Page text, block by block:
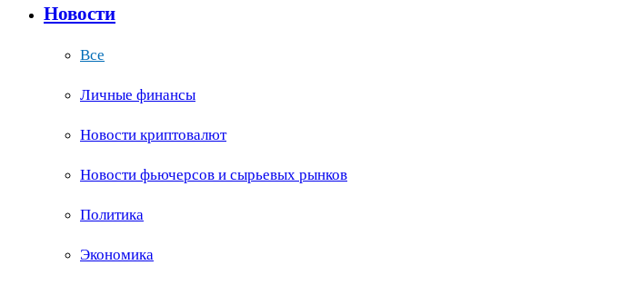
Новости
Все
Личные финансы
Новости криптовалют
Новости фьючерсов и сырьевых рынков
Политика
Экономика